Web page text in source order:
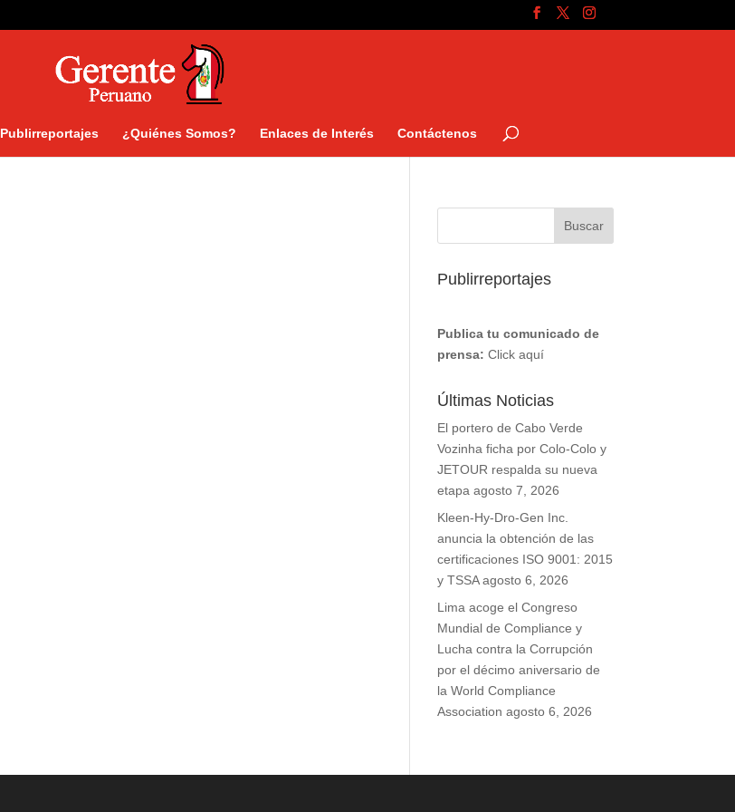
Publirreportajes ¿Quiénes Somos? Enlaces de Interés Contáctenos
Publirreportajes
Publica tu comunicado de
prensa: Click aquí
Últimas Noticias
El portero de Cabo Verde
Vozinha ficha por Colo-Colo y
JETOUR respalda su nueva
etapa agosto 7, 2026
Kleen-Hy-Dro-Gen Inc.
anuncia la obtención de las
certificaciones ISO 9001: 2015
y TSSA agosto 6, 2026
Lima acoge el Congreso
Mundial de Compliance y
Lucha contra la Corrupción
por el décimo aniversario de
la World Compliance
Association agosto 6, 2026